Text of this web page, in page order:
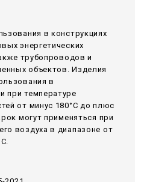
в конструкциях
энергетических
трубопроводов и
объектов. Изделия
в
при температуре
от минус 180°С до плюс
могут применяться при
воздуха в диапазоне от